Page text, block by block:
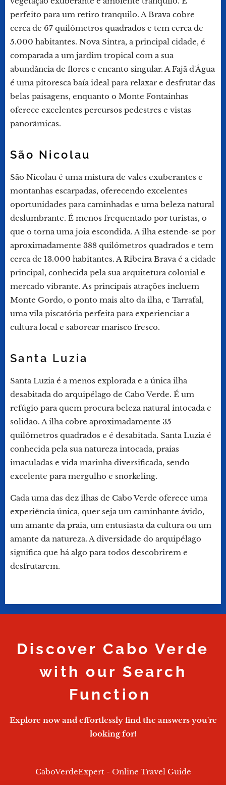
perfeito para um retiro tranquilo. A Brava cobre
cerca de 67 quilómetros quadrados e tem cerca de
5.000 habitantes. Nova Sintra, a principal cidade, é
comparada a um jardim tropical com a sua
abundância de flores e encanto singular. A Fajã d'Água
é uma pitoresca baía ideal para relaxar e desfrutar das
belas paisagens, enquanto o Monte Fontainhas
oferece excelentes percursos pedestres e vistas
panorâmicas.
São Nicolau
São Nicolau é uma mistura de vales exuberantes e
montanhas escarpadas, oferecendo excelentes
oportunidades para caminhadas e uma beleza natural
deslumbrante. É menos frequentado por turistas, o
que o torna uma joia escondida. A ilha estende-se por
aproximadamente 388 quilómetros quadrados e tem
cerca de 13.000 habitantes. A Ribeira Brava é a cidade
principal, conhecida pela sua arquitetura colonial e
mercado vibrante. As principais atrações incluem
Monte Gordo, o ponto mais alto da ilha, e Tarrafal,
uma vila piscatória perfeita para experienciar a
cultura local e saborear marisco fresco.
Santa Luzia
Santa Luzia é a menos explorada e a única ilha
desabitada do arquipélago de Cabo Verde. É um
refúgio para quem procura beleza natural intocada e
solidão. A ilha cobre aproximadamente 35
quilómetros quadrados e é desabitada. Santa Luzia é
conhecida pela sua natureza intocada, praias
imaculadas e vida marinha diversificada, sendo
excelente para mergulho e snorkeling.
Cada uma das dez ilhas de Cabo Verde oferece uma
experiência única, quer seja um caminhante ávido,
um amante da praia, um entusiasta da cultura ou um
amante da natureza. A diversidade do arquipélago
significa que há algo para todos descobrirem e
desfrutarem.
Discover Cabo Verde
with our Search
Function
Explore now and effortlessly find the answers you're
looking for!
CaboVerdeExpert - Online Travel Guide